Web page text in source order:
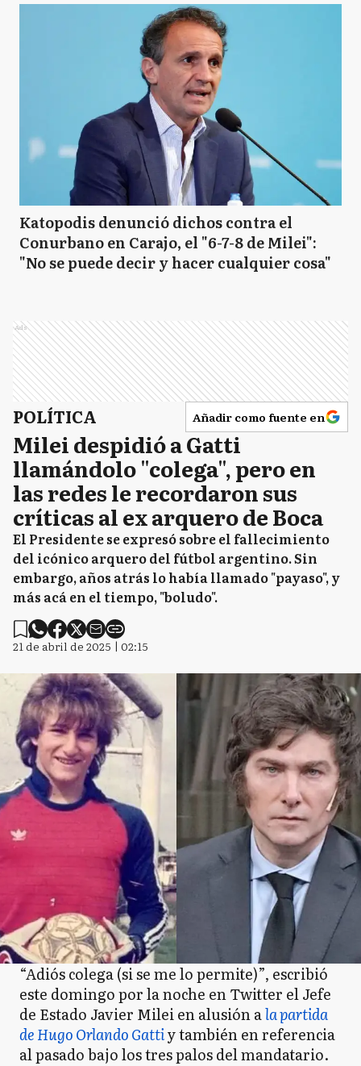
Katopodis denunció dichos contra el
Conurbano en Carajo, el "6-7-8 de Milei":
"No se puede decir y hacer cualquier cosa"
Ads
POLÍTICA Añadir como fuente en
Milei despidió a Gatti
llamándolo "colega", pero en
las redes le recordaron sus
críticas al ex arquero de Boca
El Presidente se expresó sobre el fallecimiento
del icónico arquero del fútbol argentino. Sin
embargo, años atrás lo había llamado "payaso", y
más acá en el tiempo, "boludo".
21 de abril de 2025 | 02:15
“Adiós colega (si se me lo permite)”, escribió
este domingo por la noche en Twitter el Jefe
de Estado Javier Milei en alusión ala partida
de Hugo Orlando Gattiy también en referencia
al pasado bajo los tres palos del mandatario.